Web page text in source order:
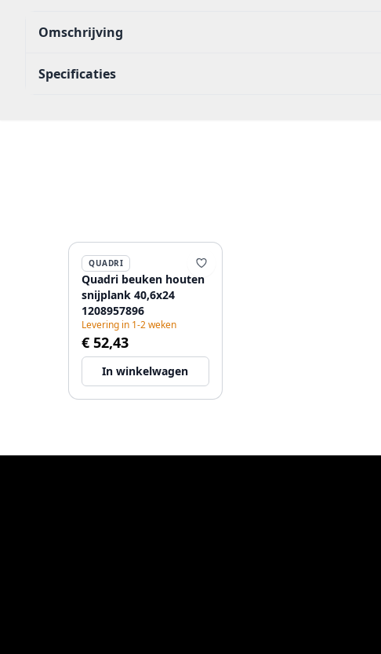
Omschrijving
Specificaties
QUADRI
Quadri beuken houten
snijplank 40,6x24
1208957896
Levering in 1-2 weken
€ 52,43
In winkelwagen